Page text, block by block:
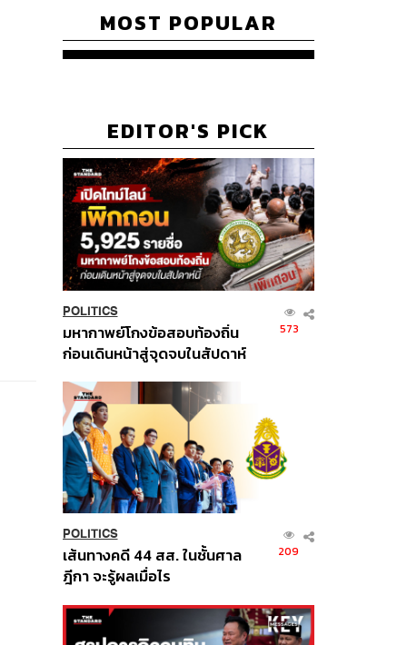
MOST POPULAR
EDITOR'S PICK
POLITICS
มหากาพย์โกงข้อสอบท้องถิ่น
ก่อนเดินหน้าสู่จุดจบในสัปดาห์
573
POLITICS
เส้นทางคดี 44 สส. ในชั้นศาล
ฎีกา จะรู้ผลเมื่อไร
209